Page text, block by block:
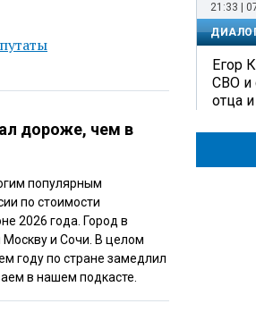
дороже, чем в
популярным
по стоимости
2026 года. Город в
Москву и Сочи. В целом
году по стране замедлил
в нашем подкасте.
21:33 |
Егор
СВО и
отца